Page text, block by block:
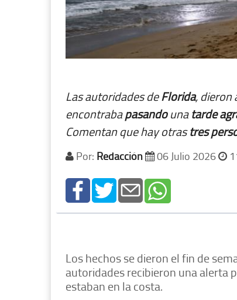
Las autoridades deFlorida, dieron
encontrabapasandounatarde
Comentan que hay otrastres
Por: Redacción 06 Julio 2026
Los hechos se dieron el fin de
autoridades recibieron una alerta
estaban en la costa.